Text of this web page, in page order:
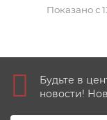
Показано с
Будьте в
новости!